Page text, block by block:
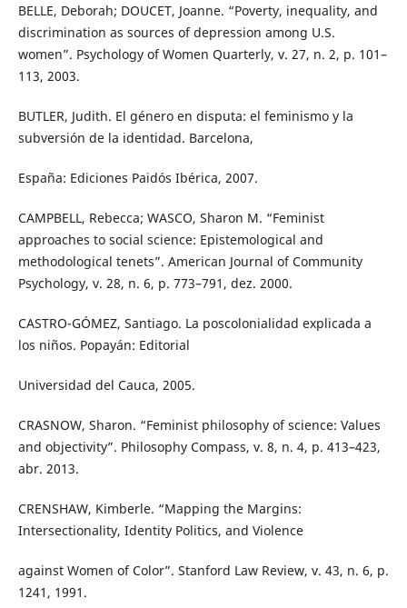
BELLE, Deborah; DOUCET, Joanne. “Poverty, inequality, and
discrimination as sources of depression among U.S.
women”. Psychology of Women Quarterly, v. 27, n. 2, p. 101–
113, 2003.
BUTLER, Judith. El género en disputa: el feminismo y la
subversión de la identidad. Barcelona,
España: Ediciones Paidós Ibérica, 2007.
CAMPBELL, Rebecca; WASCO, Sharon M. “Feminist
approaches to social science: Epistemological and
methodological tenets”. American Journal of Community
Psychology, v. 28, n. 6, p. 773–791, dez. 2000.
CASTRO-GÓMEZ, Santiago. La poscolonialidad explicada a
los niños. Popayán: Editorial
Universidad del Cauca, 2005.
CRASNOW, Sharon. “Feminist philosophy of science: Values
and objectivity”. Philosophy Compass, v. 8, n. 4, p. 413–423,
abr. 2013.
CRENSHAW, Kimberle. “Mapping the Margins:
Intersectionality, Identity Politics, and Violence
against Women of Color”. Stanford Law Review, v. 43, n. 6, p.
1241, 1991.